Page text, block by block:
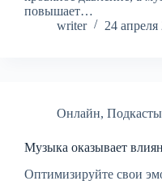
повышает…
writer
24 апреля
Онлайн, Подкасты
Музыка оказывает
Оптимизируйте свои